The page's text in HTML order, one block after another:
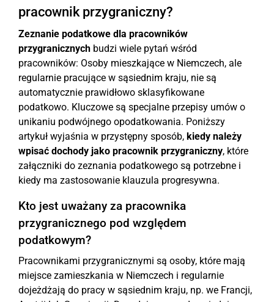
pracownik przygraniczny?
Zeznanie podatkowe dla pracowników
przygranicznych budzi wiele pytań wśród
pracowników: Osoby mieszkające w Niemczech, ale
regularnie pracujące w sąsiednim kraju, nie są
automatycznie prawidłowo sklasyfikowane
podatkowo. Kluczowe są specjalne przepisy umów o
unikaniu podwójnego opodatkowania. Poniższy
artykuł wyjaśnia w przystępny sposób, kiedy należy
wpisać dochody jako pracownik przygraniczny, które
załączniki do zeznania podatkowego są potrzebne i
kiedy ma zastosowanie klauzula progresywna.
Kto jest uważany za pracownika
przygranicznego pod względem
podatkowym?
Pracownikami przygranicznymi są osoby, które mają
miejsce zamieszkania w Niemczech i regularnie
dojeżdżają do pracy w sąsiednim kraju, np. we Francji,